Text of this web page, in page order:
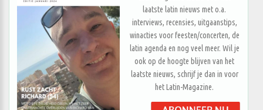
laatste latin nieuws met o.a.
interviews, recensies, uitgaanstips,
winacties voor feesten/concerten, de
latin agenda en nog veel meer. Wil je
ook op de hoogte blijven van het
laatste nieuws, schrijf je dan in voor
het Latin-Magazine.